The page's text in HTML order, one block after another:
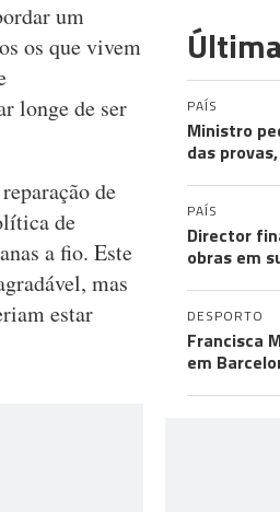
um
os que vivem
longe de ser
de
de
a fio. Este
mas
estar
PAÍS
Ministro
das
PAÍS
Director
obras em
DESPORTO
Francisca
em